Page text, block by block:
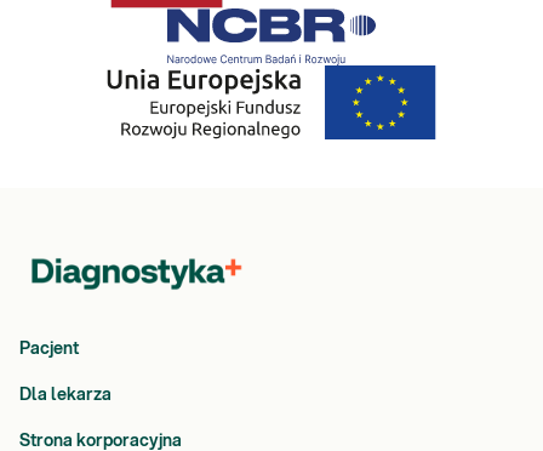
Pacjent
Dla lekarza
Strona korporacyjna